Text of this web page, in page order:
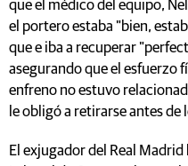
que el médico del equipo,
el portero estaba "bien,
que e iba a recuperar
asegurando que el esfuerzo
enfreno no estuvo
le obligó a retirarse antes de
El exjugador del Real